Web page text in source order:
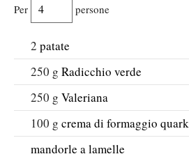
Per persone
2 patate
250 g Radicchio verde
250 g Valeriana
100 g crema di formaggio quark
mandorle a lamelle